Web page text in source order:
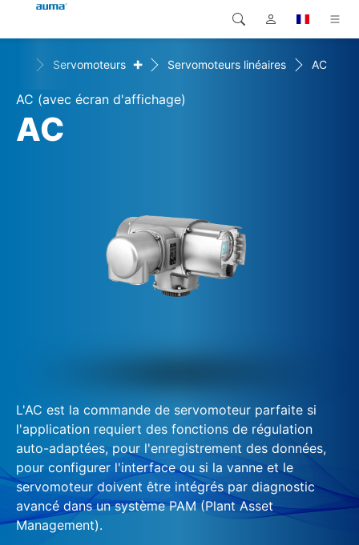
Produits
Solutions
Global
Europe
Recherche
Servomoteurs + Servomoteurs linéaires AC
AC (avec écran d'affichage)
AC
L'AC est la commande de servomoteur parfaite si
l'application requiert des fonctions de régulation
auto-adaptées, pour l'enregistrement des données,
pour configurer l'interface ou si la vanne et le
servomoteur doivent être intégrés par diagnostic
avancé dans un système PAM (Plant Asset
Management).